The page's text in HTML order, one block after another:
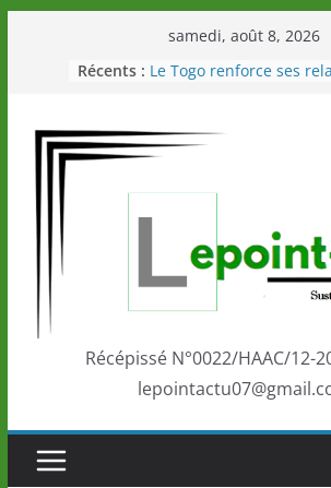
samedi, août 8, 2026
Récents : Le Togo renforce ses
Éléphants en Côte d’Ivoire
LOTO DETENTE”, un
marque de confiance au
la scène internationale
performances de ses
Togo: Que retenir de la
éducation et de
Récépissé N°0022/HAAC/12-